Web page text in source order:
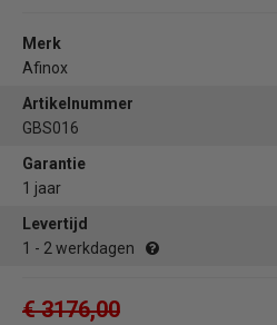
Merk
Afinox
Artikelnummer
GBS016
Garantie
1 jaar
Levertijd
1 - 2 werkdagen
€ 3176,00